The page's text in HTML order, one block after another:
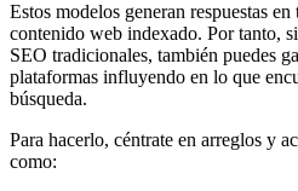
Estos modelos generan respuestas
contenido web indexado. Por tanto,
SEO tradicionales, también puedes
plataformas influyendo en lo que
búsqueda.
Para hacerlo, céntrate en arreglos y
como: